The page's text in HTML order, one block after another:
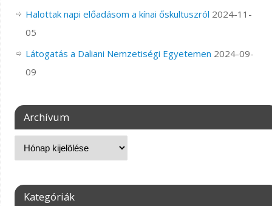
Halottak napi előadásom a kínai őskultuszról 2024-11-
05
Látogatás a Daliani Nemzetiségi Egyetemen 2024-09-
09
Archívum
Kategóriák